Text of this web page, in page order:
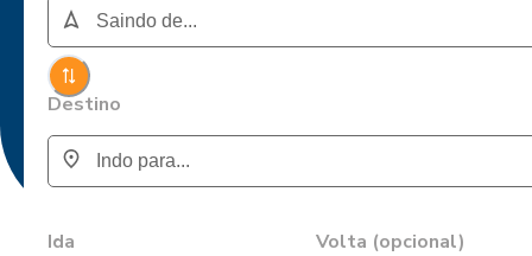
Destino
Ida Volta (opcional)